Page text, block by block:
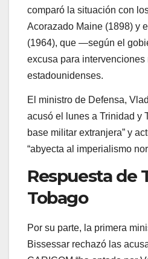
comparó la situación con
Acorazado Maine (1898) y
(1964), que —según el
excusa para intervenciones
estadounidenses.
El ministro de Defensa,
acusó el lunes a Trinidad y
base militar extranjera” y
“abyecta al imperialismo
Respuesta de
Tobago
Por su parte, la primera
Bissessar rechazó las